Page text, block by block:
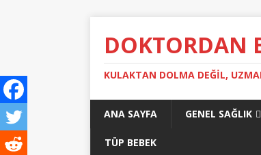
DOKTORDAN
KULAKTAN DOLMA DEĞIL,
ANA SAYFA GENEL SAĞLIK
TÜP BEBEK